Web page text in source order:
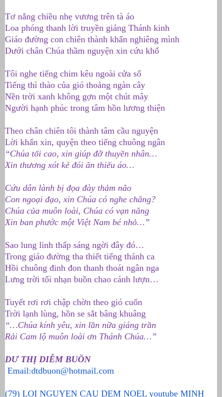
Tơ nắng chiều nhẹ vương trên tà áo
Loa phóng thanh lời truyền giảng Thánh kinh
Giáo đường con chiên thành khẩn nghiêng mình
Dưới chân Chúa thầm nguyện xin cứu khổ
Tôi nghe tiếng chim kêu ngoài cửa sổ
Tiếng thì thào của gió thoảng ngàn cây
Nền trời xanh không gợn một chút mây
Người hạnh phúc trong tâm hồn lương thiện
Theo chân chiên tôi thành tâm cầu nguyện
Lời khấn xin, quyện theo tiếng chuông ngân
“Chúa tối cao, xin giúp đỡ thuyền nhân…
Xin thương xót kẻ đói ăn thiếu áo…
Cứu dân lành bị đọa đày thảm não
Con ngoại đạo, xin Chúa có nghe chăng?
Chúa của muôn loài, Chúa có vạn năng
Xin ban phước một Việt Nam bé nhỏ…”
Sao lung linh thấp sáng ngời đây đó…
Trong giáo đường tha thiết tiếng thánh ca
Hồi chuông đinh đon thanh thoát ngân nga
Lưng trời tối nhạn buồn chao cánh lượn…
Tuyết rơi rơi chập chờn theo gió cuốn
Trời lạnh lùng, hồn se sắt bâng khuâng
“…Chúa kính yêu, xin lần nữa giáng trần
Rải Cam lộ muôn loài ơn Thánh Chúa…”
DƯ THỊ DIỄM BUỒN
Email:dtdbuon@hotmail.com
(79) LOI NGUYEN CAU DEM NOEL youtube MINH